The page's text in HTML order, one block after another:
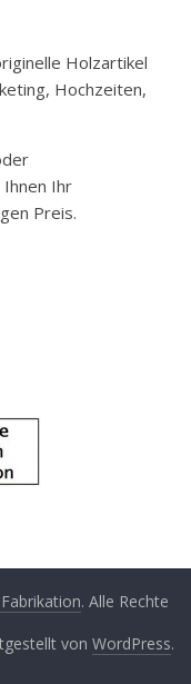
Holzartikel
Hochzeiten,
Ihr
Preis.
. Alle Rechte
von WordPress.